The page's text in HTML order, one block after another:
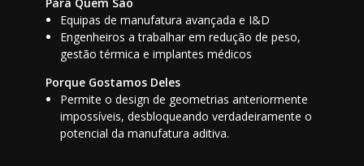
Equipas de manufatura avançada e I&D
Engenheiros a trabalhar em redução de peso,
gestão térmica e implantes médicos
Porque Gostamos Deles
Permite o design de geometrias anteriormente
impossíveis, desbloqueando verdadeiramente o
potencial da manufatura aditiva.